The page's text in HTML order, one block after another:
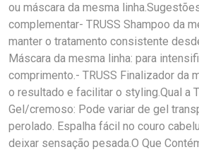
ou máscara da mesma
complementar- TRUSS Shampoo da
manter o tratamento consistente
Máscara da mesma linha: para
comprimento.- TRUSS Finalizador da
o resultado e facilitar o styling.Qual a
Gel/cremoso: Pode variar de gel
perolado. Espalha fácil no couro
deixar sensação pesada.O Que